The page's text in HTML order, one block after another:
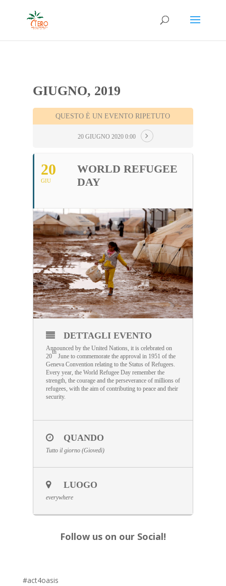
GIUGNO, 2019
QUESTO È UN EVENTO RIPETUTO
20 GIUGNO 2020 0:00
20
GIU
WORLD REFUGEE
DAY
DETTAGLI EVENTO
Announced by the United Nations, it is celebrated on
20
th
June to commemorate the approval in 1951 of the
Geneva Convention relating to the Status of Refugees.
Every year, the World Refugee Day remember the
strength, the courage and the perseverance of millions of
refugees, with the aim of contributing to peace and their
security.
QUANDO
Tutto il giorno (Giovedì)
LUOGO
everywhere
Follow us on our Social!
#act4oasis